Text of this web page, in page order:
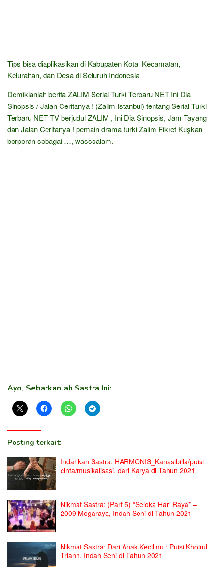
Tips bisa diaplikasikan di Kabupaten Kota, Kecamatan,
Kelurahan, dan Desa di Seluruh Indonesia
Demikianlah berita ZALIM Serial Turki Terbaru NET Ini Dia
Sinopsis / Jalan Ceritanya ! (Zalim Istanbul) tentang Serial Turki
Terbaru NET TV berjudul ZALIM , Ini Dia Sinopsis, Jam Tayang
dan Jalan Ceritanya ! pemain drama turki Zalim Fikret Kuşkan
berperan sebagai …, wasssalam.
Ayo, Sebarkanlah Sastra Ini:
Posting terkait:
Indahkan Sastra: HARMONIS_Kanasibilla/puisi
cinta/musikalisasi, dari Karya di Tahun 2021
Nikmat Sastra: (Part 5) *Seloka Hari Raya* –
2009 Megaraya, Indah Seni di Tahun 2021
Nikmat Sastra: Dari Anak Kecilmu : Puisi Khoirul
Triann, Indah Seni di Tahun 2021